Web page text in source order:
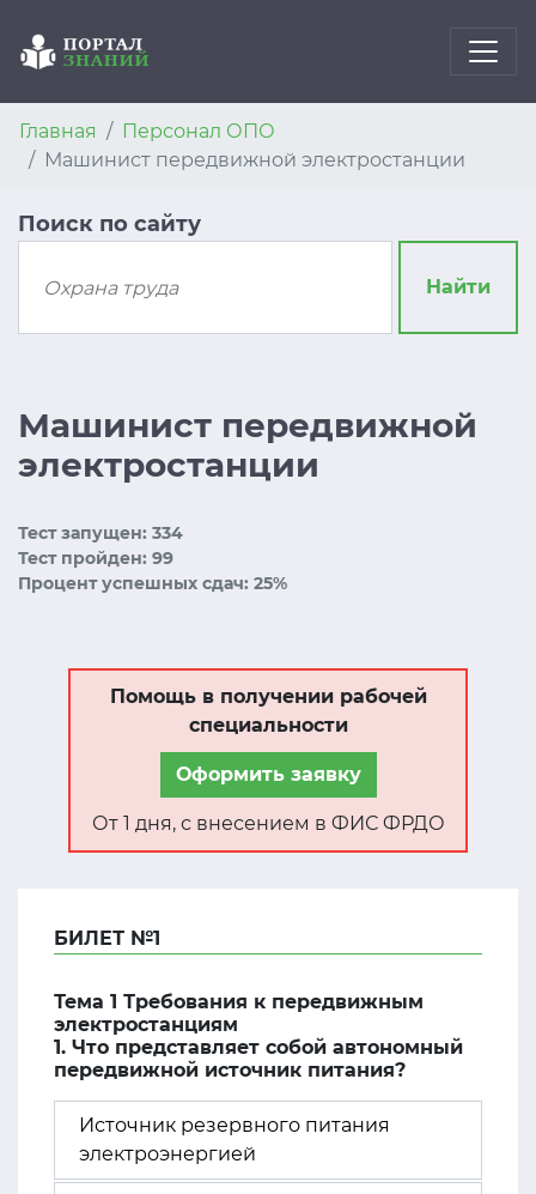
Главная
Персонал ОПО
Машинист передвижной электростанции
Поиск по сайту
Найти
Машинист передвижной
электростанции
Тест запущен: 334
Тест пройден: 99
Процент успешных сдач: 25%
Помощь в получении рабочей
специальности
Оформить заявку
От 1 дня, с внесением в ФИС ФРДО
БИЛЕТ №1
Тема 1 Требования к передвижным
электростанциям
1. Что представляет собой автономный
передвижной источник питания?
Источник резервного питания
электроэнергией